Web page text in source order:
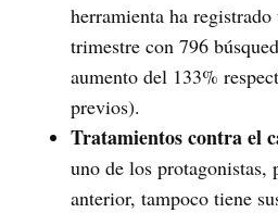
herramienta ha
trimestre con 796
aumento del 133%
previos).
Tratamientos contra el
uno de los protagonistas,
anterior, tampoco tiene